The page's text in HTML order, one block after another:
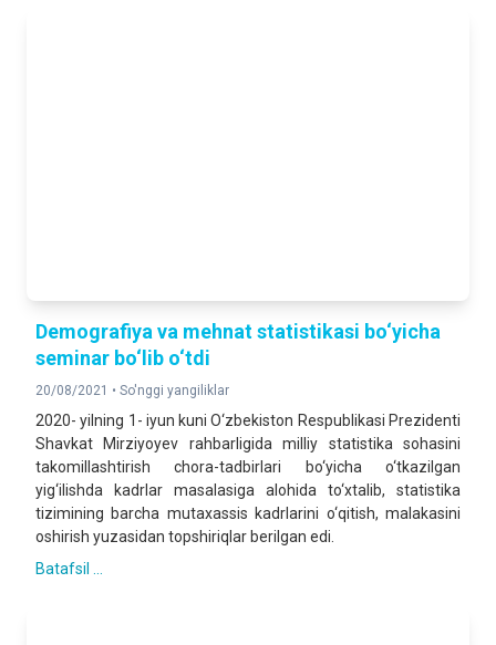
Demografiya va mehnat statistikasi bo‘yicha
seminar bo‘lib o‘tdi
20/08/2021 • So'nggi yangiliklar
2020- yilning 1- iyun kuni O‘zbekiston Respublikasi Prezidenti
Shavkat Mirziyoyev rahbarligida milliy statistika sohasini
takomillashtirish chora-tadbirlari bo‘yicha o‘tkazilgan
yig‘ilishda kadrlar masalasiga alohida to‘xtalib, statistika
tizimining barcha mutaxassis kadrlarini o‘qitish, malakasini
oshirish yuzasidan topshiriqlar berilgan edi.
Batafsil ...